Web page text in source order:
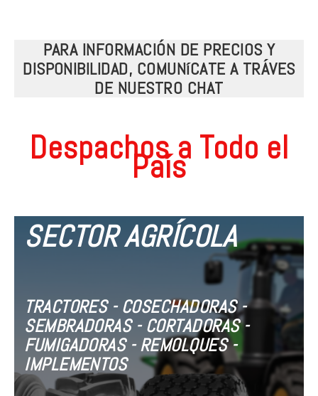
PARA INFORMACIÓN DE PRECIOS Y
DISPONIBILIDAD, COMUNíCATE A TRÁVES
DE NUESTRO CHAT
Despachos a Todo el
País
SECTOR AGRÍCOLA
TRACTORES - COSECHADORAS -
SEMBRADORAS - CORTADORAS -
FUMIGADORAS - REMOLQUES -
IMPLEMENTOS